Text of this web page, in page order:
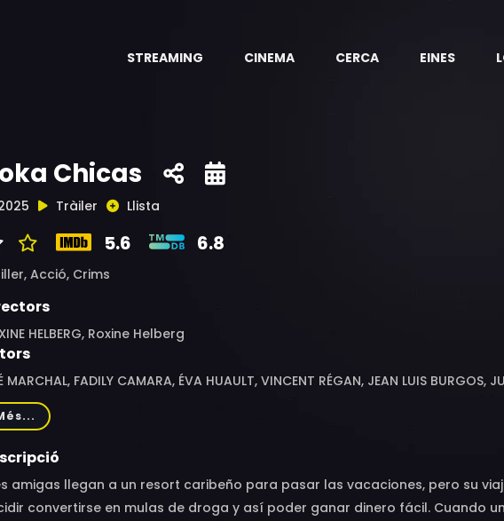
STREAMING CINEMA CERCA EINES
Chicas
Tràiler Llista
5.6 6.8
Acció, Crims
HELBERG, Roxine Helberg
MARCHAL, FADILY CAMARA, ÉVA HUAULT, VINCENT RÉGAN, JEAN LUIS BURGOS,
Fadily Camara, Eva Huault, Vincent Regan, Axel Mansilla, Judith
Luis Burgos, Pachy Méndez, Auro Sónico, Vicente Santos
amigas llegan a un resort caribeño para pasar las vacaciones, pero su
convertirse en mulas de droga y así poder ganar dinero fácil. Cuando